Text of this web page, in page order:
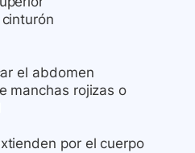
el abdomen
manchas rojizas o
por el cuerpo